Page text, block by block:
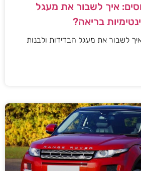
איך לשבור את מעגל
בריאה?
לשבור את מעגל הבדידות ולבנות